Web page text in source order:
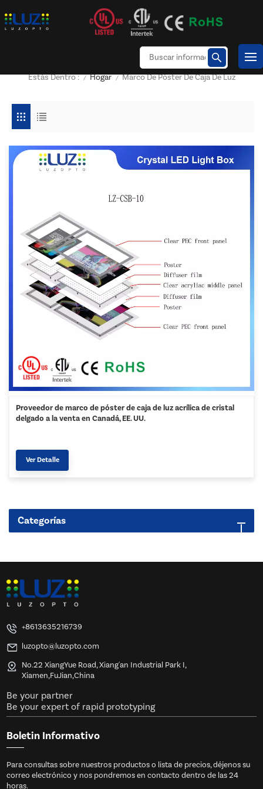
Estás Dentro : / Hogar / Marco De Póster De Caja De Luz
Proveedor de marco de póster de caja de luz acrílica de cristal
delgado a la venta en Canadá, EE. UU.
Ver Detalle
Categorías
+8613635216739
luzopto@luzopto.com
No.22 XiangYue Road, Xiang'an Industrial Park I,
Xiamen,FuJian,China
Be your partner
Be your expert of rapid prototyping
Boletin Informativo
Para consultas sobre nuestros productos o lista de precios, déjenos su
correo electrónico y nos pondremos en contacto dentro de las 24
horas.